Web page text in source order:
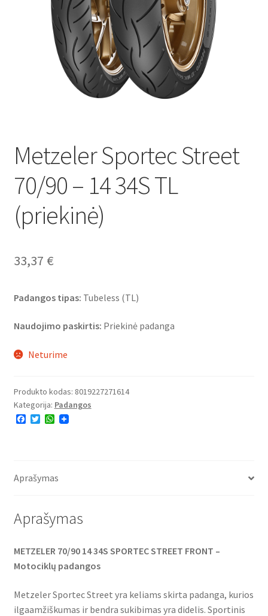
Metzeler Sportec Street
70/90 – 14 34S TL
(priekinė)
33,37 €
Padangos tipas: Tubeless (TL)
Naudojimo paskirtis: Priekinė padanga
Neturime
Produkto kodas: 8019227271614
Kategorija: Padangos
F
o
T
r
W
p
Aprašymas
Aprašymas
METZELER 70/90 14 34S SPORTEC STREET FRONT –
Motociklų padangos
Metzeler Sportec Street yra keliams skirta padanga, kurios
ilgaamžiškumas ir bendra sukibimas yra didelis. Sportinis